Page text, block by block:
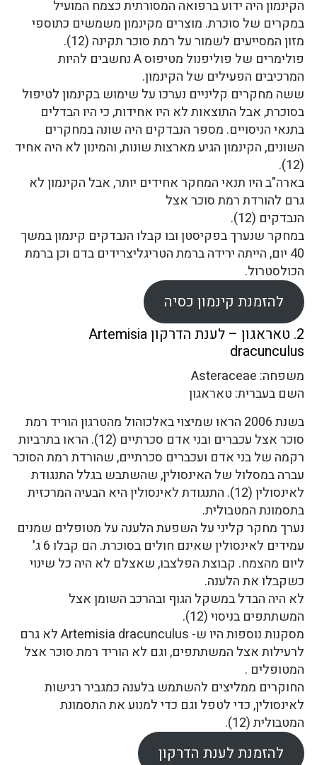
הקינמון היה ידוע ברפואה המסורתית כצמח המועיל
במקרים של סוכרת. מוצרים מקינמון משמשים כתוספי
מזון המסייעים לשמור על רמת סוכר תקינה (12).
פולימרים של פוליפנול מטיפוס A נחשבים להיות
המרכיבים הפעילים של הקינמון.
ששה מחקרים קליניים נערכו על שימוש בקינמון לטיפול
בסוכרת, אבל התוצאות לא היו אחידות, כי היו הבדלים
בתנאי הניסויים. מספר הנבדקים היה שונה במחקרים
השונים, הקינמון הגיע מארצות שונות, והמינון לא היה אחיד
(12).
בארה"ב היו תנאי המחקר אחידים יותר, אבל הקינמון לא
גרם להורדת רמת סוכר אצל
הנבדקים (12).
במחקר שנערך בפקיסטן ובו קבלו הנבדקים קינמון במשך
40 יום, הייתה ירידה ברמת הטריגליצרידים בדם וכן ברמת
הכולסטרול.
להזמנת קינמון כסיה
2. טאראגון – לענת הדרקון Artemisia
dracunculus
משפחה: Asteraceae
השם בעברית: טאראגון
בשנת 2006 הראו שמיצוי באלכוהול מהטרגון הוריד רמת
סוכר אצל עכברים ובני אדם סכרתיים (12). הראו בתרביות
רקמה של בני אדם ועכברים סכרתיים, שהורדת רמת הסוכר
עברה במסלול של האינסולין, שהשתבש בגלל התנגודת
לאינסולין (12). התנגודת לאינסולין היא הבעיה המרכזית
בתסמונת המטבולית.
נערך מחקר קליני על השפעת הלענה על מטופלים שמנים
עמידים לאינסולין שאינם חולים בסוכרת. הם קבלו 6 ג'
ליום מהצמח. קבוצת הפלצבו, שאצלם לא היה כל שינוי
כשקבלו את הלענה.
לא היה הבדל במשקל הגוף ובהרכב השומן אצל
המשתתפים בניסוי (12).
מסקנות נוספות היו ש- Artemisia dracunculus לא גרם
לרעילות אצל המשתתפים, וגם לא הוריד רמת סוכר אצל
המטופלים .
החוקרים ממליצים להשתמש בלענה כמגביר רגישות
לאינסולין, כדי לטפל וגם כדי למנוע את התסמונת
המטבולית (12).
להזמנת לענת הדרקון